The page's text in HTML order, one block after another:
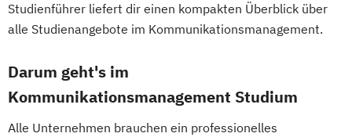
Studienführer liefert dir einen kompakten Überblick über
alle Studienangebote im Kommunikationsmanagement.
Darum geht's im
Kommunikationsmanagement Studium
Alle Unternehmen brauchen ein professionelles